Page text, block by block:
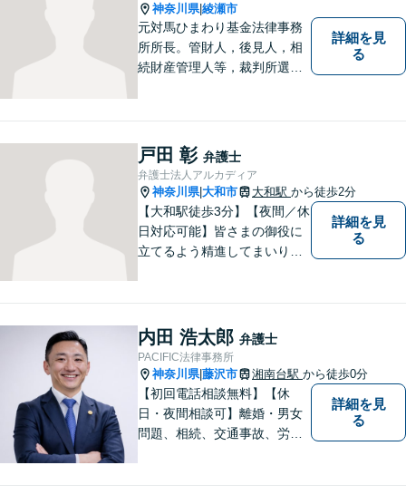
神奈川県|綾瀬市
元対馬ひまわり基金法律事務
所所長。管財人，後見人，相
続財産管理人等，裁判所選任
詳細を見
る
戸田 彰 弁護士
弁護士法人アルカディア
神奈川県|大和市 大和駅 から徒歩2分
【大和駅徒歩3分】【夜間／休
日対応可能】皆さまの御役に
立てるよう精進してまいりま
域に根ざした弁護士】法律ト
ラブルでお悩みの方は、お気
軽にご相談ください。
詳細を見
る
内田 浩太郎 弁護士
PACIFIC法律事務所
神奈川県|藤沢市 湘南台駅 から徒歩0分
【初回電話相談無料】【休
日・夜間相談可】離婚・男女
問題、相続、交通事故、労働
詳細を見
る